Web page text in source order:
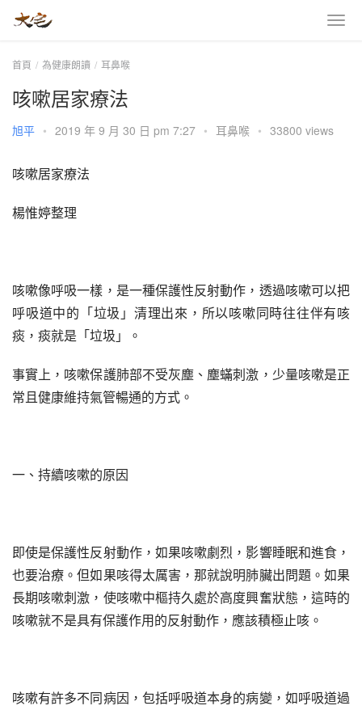
首頁 為健康朗讀 耳鼻喉
咳嗽居家療法
旭平 • 2019 年 9 月 30 日 pm 7:27 • 耳鼻喉 • 33800 views
咳嗽居家療法
楊惟婷整理
咳嗽像呼吸一樣，是一種保護性反射動作，透過咳嗽可以把
呼吸道中的「垃圾」清理出來，所以咳嗽同時往往伴有咳
痰，痰就是「垃圾」。
事實上，咳嗽保護肺部不受灰塵、塵蟎刺激，少量咳嗽是正
常且健康維持氣管暢通的方式。
一、持續咳嗽的原因
即使是保護性反射動作，如果咳嗽劇烈，影響睡眠和進食，
也要治療。但如果咳得太厲害，那就說明肺臟出問題。如果
長期咳嗽刺激，使咳嗽中樞持久處於高度興奮狀態，這時的
咳嗽就不是具有保護作用的反射動作，應該積極止咳。
咳嗽有許多不同病因，包括呼吸道本身的病變，如呼吸道過